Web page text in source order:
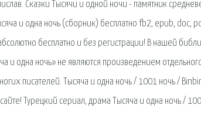
Сказки Тысячи и одной ночи - памятник
и одна ночь (сборник) бесплатно fb2, epub, doc,
бесплатно и без регистрации! В нашей
и одна ночь» не являются произведением
писателей. Тысяча и одна ночь / 1001 ночь /
сайте! Турецкий сериал, драма Тысяча и одна ночь /